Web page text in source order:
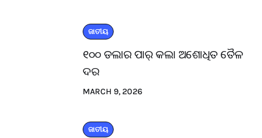
ଜାତୀୟ
୧୦୦ ଡଲାର ପାର୍ କଲା ଅଶୋଧିତ ତୈଳ
ଦର
MARCH 9, 2026
ଜାତୀୟ